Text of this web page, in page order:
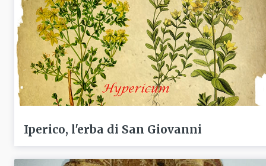
Iperico, l'erba di San Giovanni